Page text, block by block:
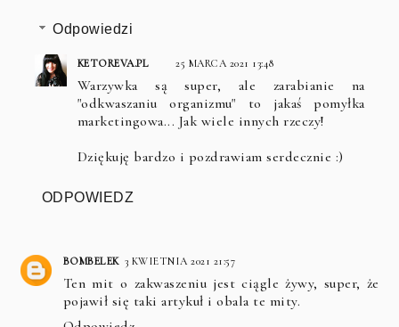
Odpowiedzi
KETOREVA.PL 25 MARCA 2021 13:48
Warzywka są super, ale zarabianie na
"odkwaszaniu organizmu" to jakaś pomyłka
marketingowa... Jak wiele innych rzeczy!
Dziękuję bardzo i pozdrawiam serdecznie :)
ODPOWIEDZ
BOMBELEK 3 KWIETNIA 2021 21:57
Ten mit o zakwaszeniu jest ciągle żywy, super, że
pojawił się taki artykuł i obala te mity.